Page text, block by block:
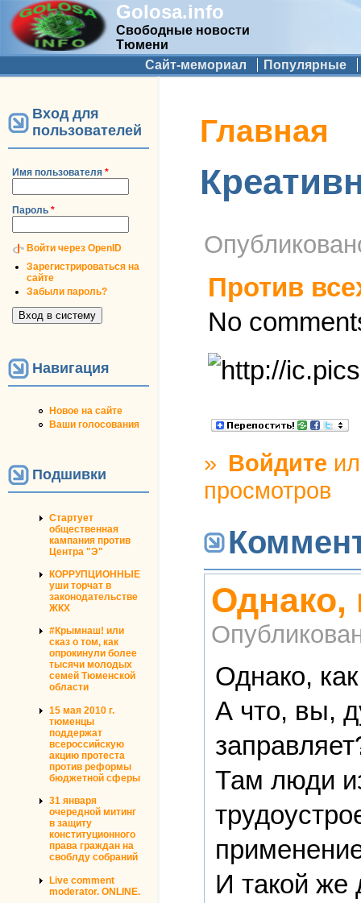
Golosa.info
Свободные новости
Тюмени
Дополнительное меню
Сайт-мемориал Популярные
Вход для
пользователей
Имя пользователя *
Пароль *
Войти через OpenID
Зарегистрироваться на
сайте
Забыли пароль?
Навигация
Новое на сайте
Ваши голосования
Подшивки
Стартует
общественная
кампания против
Центра "Э"
КОРРУПЦИОННЫЕ
уши торчат в
законодательстве
ЖКХ
#Крымнаш! или
сказ о том, как
опрокинули более
тысячи молодых
семей Тюменской
области
15 мая 2010 г.
тюменцы
поддержат
всероссийскую
акцию протеста
против реформы
бюджетной сферы
31 января
очередной митинг
в защиту
конституционного
права граждан на
своблду собраний
Live comment
moderator. ONLINE.
Вы здесь
Главная
Против
No
» Войдите
просмотров
Однако,
Однако,
А что, вы,
Там люди
И такой же